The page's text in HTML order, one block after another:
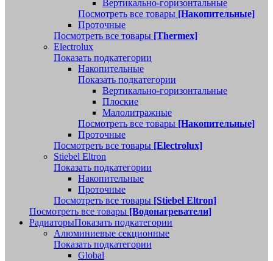
Вертикально-горизонтальные
Посмотреть все товары [Накопительные]
Проточные
Посмотреть все товары [Thermex]
Electrolux
Показать подкатегории
Накопительные
Показать подкатегории
Вертикально-горизонтальные
Плоские
Малолитражные
Посмотреть все товары [Накопительные]
Проточные
Посмотреть все товары [Electrolux]
Stiebel Eltron
Показать подкатегории
Накопительные
Проточные
Посмотреть все товары [Stiebel Eltron]
Посмотреть все товары [Водонагреватели]
РадиаторыПоказать подкатегории
Алюминиевые секционные
Показать подкатегории
Global